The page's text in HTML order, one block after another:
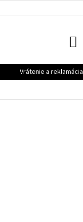
Vrátenie a reklamácia